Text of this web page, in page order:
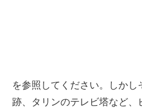
を参照してください。しか
跡、タリンのテレビ塔など